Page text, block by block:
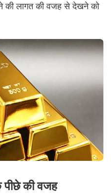
की लागत की वजह से देखने को
की वजह